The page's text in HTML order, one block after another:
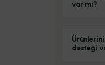
var mı?
desteği